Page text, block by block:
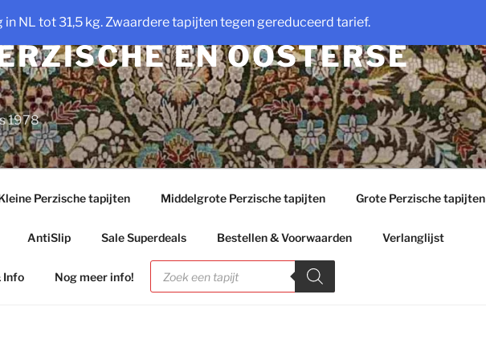
NL tot 31,5 kg. Zwaardere tapijten tegen gereduceerd tarief.
EN OOSTERSE
1978
Perzische tapijten Middelgrote Perzische tapijten Grote Perzische tapijten
AntiSlip Sale Superdeals Bestellen & Voorwaarden Verlanglijst
Info Nog meer info!
Producten
zoeken